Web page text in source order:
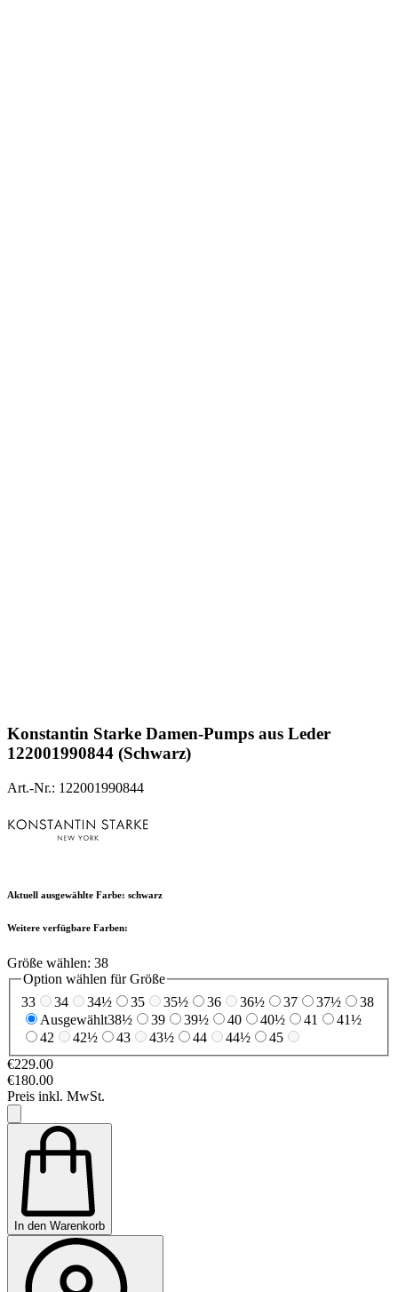
Konstantin Starke Damen-Pumps aus Leder
122001990844 (Schwarz)
Art.-Nr.: 122001990844
Aktuell ausgewählte Farbe: schwarz
Weitere verfügbare Farben:
Größe wählen: 38
Option wählen für Größe
33
34 34½ 35 35½ 36 36½ 37 37½
38
Ausgewählt38½ 39 39½ 40 40½ 41
41½
42
42½ 43 43½ 44 44½
45
€229.00
€180.00
Preis inkl. MwSt.
In den Warenkorb